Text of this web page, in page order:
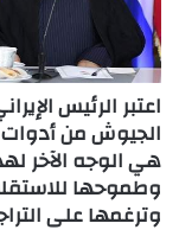
اعتبر الرئيس
الجيوش من
هي الوجه الآخر
وطموحها
وترغمها على